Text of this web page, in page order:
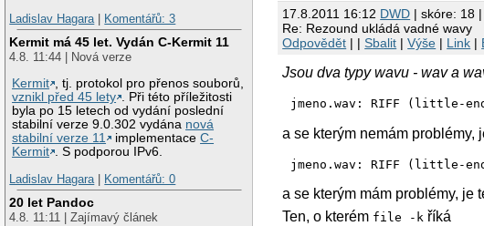
Ladislav Hagara | Komentářů: 3
Kermit má 45 let. Vydán C-Kermit 11
4.8. 11:44 | Nová verze
Kermit , tj. protokol pro přenos souborů,
vznikl před 45 lety . Při této příležitosti
byla po 15 letech od vydání poslední
stabilní verze 9.0.302 vydána nová
stabilní verze 11
implementaceC-
Kermit . S podporou IPv6.
Ladislav Hagara | Komentářů: 0
20 let Pandoc
4.8. 11:11 | Zajímavý článek
17.8.2011 16:12 DWD | skóre: 18
Re: Rezound ukládá vadné wavy
Odpovědět | |Sbalit |Výše | Link |
Jsou dva typy wavu - wav a
jmeno.wav: RIFF (little-
a se kterým nemám problémy,
jmeno.wav: RIFF (little-
a se kterým mám problémy, je
Ten, o kterém file -k říká